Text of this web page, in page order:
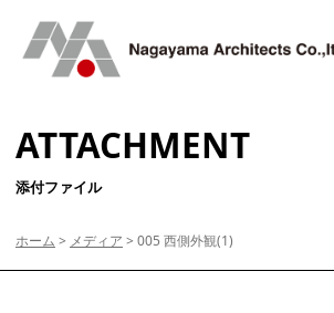
ATTACHMENT
添付ファイル
ホーム > メディア > 005 西側外観(1)